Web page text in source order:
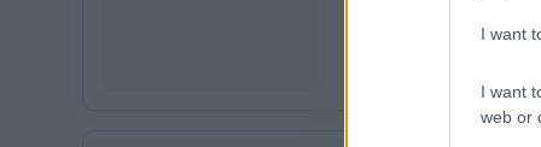
I want
I want
web or
A MotoGP szezonjának
Quartararo nem lehet